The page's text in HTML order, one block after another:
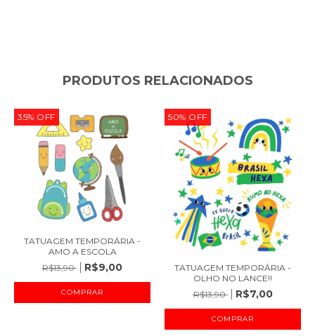
PRODUTOS RELACIONADOS
35% OFF
TATUAGEM TEMPORÁRIA -
AMO A ESCOLA
R$13,90
R$9,00
50% OFF
TATUAGEM TEMPORÁRIA -
OLHO NO LANCE!!
R$13,90
R$7,00